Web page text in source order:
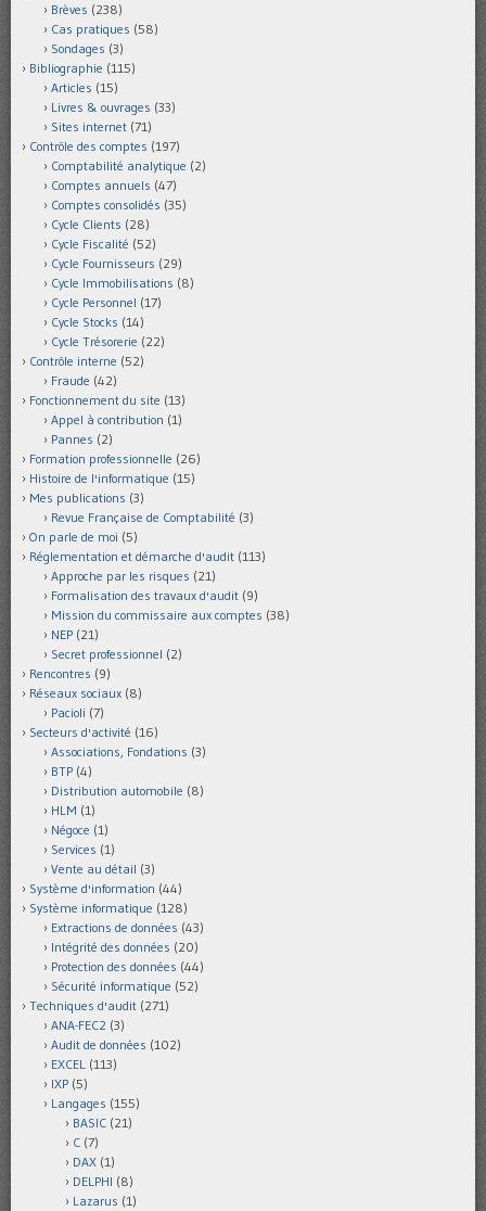
Brèves (238)
Cas pratiques (58)
Sondages (3)
Bibliographie (115)
Articles (15)
Livres & ouvrages (33)
Sites internet (71)
Contrôle des comptes (197)
Comptabilité analytique (2)
Comptes annuels (47)
Comptes consolidés (35)
Cycle Clients (28)
Cycle Fiscalité (52)
Cycle Fournisseurs (29)
Cycle Immobilisations (8)
Cycle Personnel (17)
Cycle Stocks (14)
Cycle Trésorerie (22)
Contrôle interne (52)
Fraude (42)
Fonctionnement du site (13)
Appel à contribution (1)
Pannes (2)
Formation professionnelle (26)
Histoire de l'informatique (15)
Mes publications (3)
Revue Française de Comptabilité (3)
On parle de moi (5)
Réglementation et démarche d'audit (113)
Approche par les risques (21)
Formalisation des travaux d'audit (9)
Mission du commissaire aux comptes (38)
NEP (21)
Secret professionnel (2)
Rencontres (9)
Réseaux sociaux (8)
Pacioli (7)
Secteurs d'activité (16)
Associations, Fondations (3)
BTP (4)
Distribution automobile (8)
HLM (1)
Négoce (1)
Services (1)
Vente au détail (3)
Système d'information (44)
Système informatique (128)
Extractions de données (43)
Intégrité des données (20)
Protection des données (44)
Sécurité informatique (52)
Techniques d'audit (271)
ANA-FEC2 (3)
Audit de données (102)
EXCEL (113)
IXP (5)
Langages (155)
BASIC (21)
C (7)
DAX (1)
DELPHI (8)
Lazarus (1)